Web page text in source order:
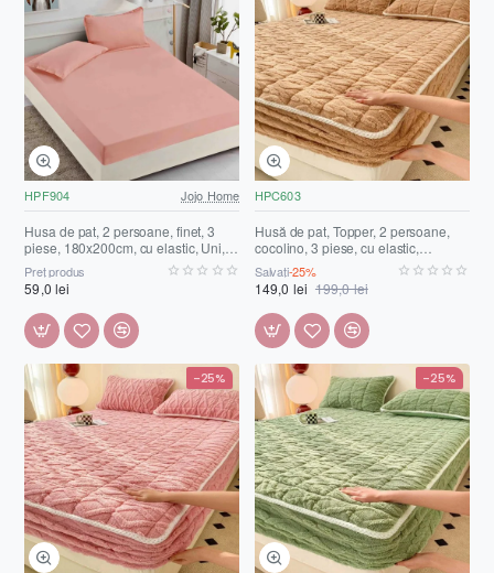
HPF904 Jojo Home
Husa de pat, 2 persoane, finet, 3
piese, 180x200cm, cu elastic, Uni,
roz , HPF904
Preț produs
59,0 lei
HPC603
Husă de pat, Topper, 2 persoane,
cocolino, 3 piese, cu elastic,
160x200cm, crem închis, HPC603
Salvați-25%
149,0 lei 199,0 lei
-25% -25%